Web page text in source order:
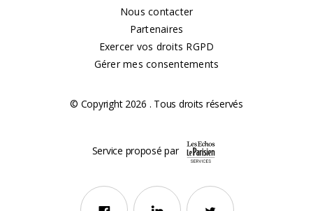
Nous contacter
Partenaires
Exercer vos droits RGPD
Gérer mes consentements
© Copyright 2026 . Tous droits réservés
Service proposé par